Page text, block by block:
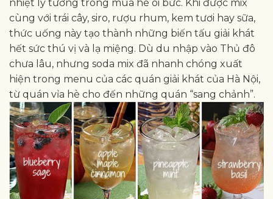
nhiệt lý tưởng trong mùa hè oi bức. Khi được mix
cùng với trái cây, siro, rượu rhum, kem tươi hay sữa,
thức uống này tạo thành những biến tấu giải khát
hết sức thú vị và lạ miệng. Dù du nhập vào Thủ đô
chưa lâu, nhưng soda mix đã nhanh chóng xuất
hiện trong menu của các quán giải khát của Hà Nội,
từ quán vỉa hè cho đến những quán “sang chảnh”.